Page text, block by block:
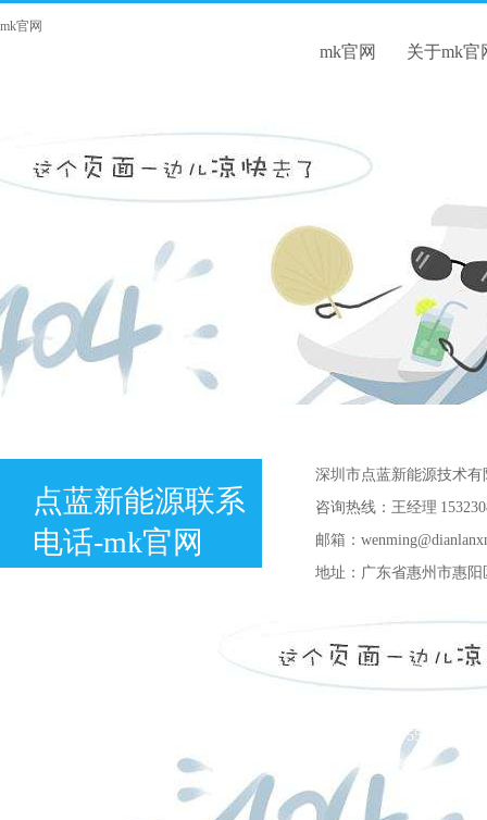
mk官网
mk官网 关于mk官
点蓝新能源联系
电话-mk官网
深圳市点蓝新能源技术有
咨询热线：王经理
邮箱：
地址： 广东省惠州市惠
销售经理：王先生
公司电话：0755-